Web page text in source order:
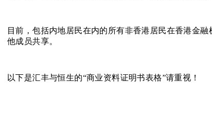
目前，包括内地居民在内的所有非香港居民在香港金
他成员共享。
以下是汇丰与恒生的“商业资料证明书表格”请重视！